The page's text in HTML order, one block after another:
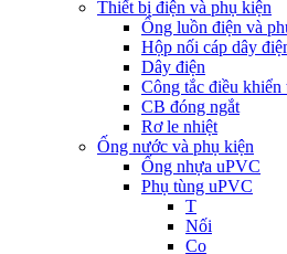
Thiết bị điện và phụ kiện
Ống luồn điện và
Hộp nối cáp dây
Dây điện
Công tắc điều khiển
CB đóng ngắt
Rơ le nhiệt
Ống nước và phụ kiện
Ống nhựa uPVC
Phụ tùng uPVC
T
Nối
Co